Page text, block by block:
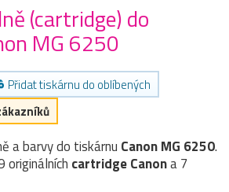
(cartridge) do
MG 6250
Přidat tiskárnu do oblíbených
a barvy do tiskárnu Canon MG 6250.
cartridgeCanona 7